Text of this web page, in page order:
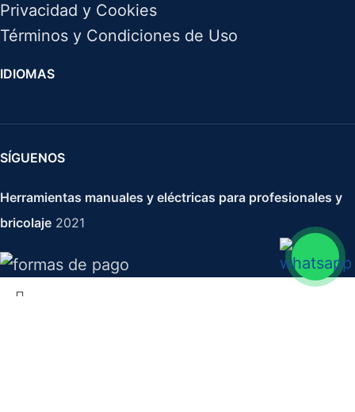
Privacidad y Cookies
Términos y Condiciones de Uso
IDIOMAS
SÍGUENOS
Herramientas manuales y eléctricas para profesionales y
bricolaje 2021